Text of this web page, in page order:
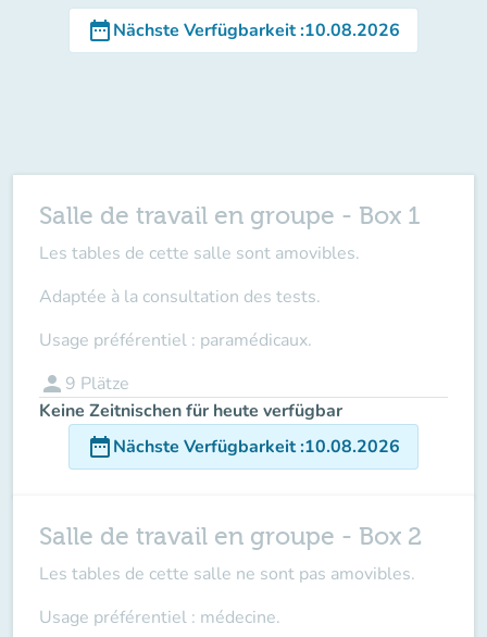
date_rangeNächste Verfügbarkeit:10.08.2026
Salle de travail en groupe - Box 1
Les tables de cette salle sont amovibles.
Adaptée à la consultation des tests.
Usage préférentiel : paramédicaux.
person 9 Plätze
Keine Zeitnischen für heute verfügbar
date_rangeNächste Verfügbarkeit:10.08.2026
Salle de travail en groupe - Box 2
Les tables de cette salle ne sont pas amovibles.
Usage préférentiel : médecine.